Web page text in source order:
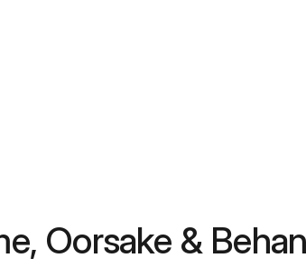
Oorsake &